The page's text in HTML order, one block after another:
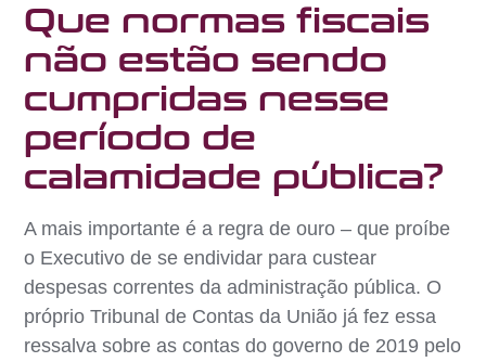
Que normas fiscais
não estão sendo
cumpridas nesse
período de
calamidade pública?
A mais importante é a regra de ouro – que proíbe
o Executivo de se endividar para custear
despesas correntes da administração pública. O
próprio Tribunal de Contas da União já fez essa
ressalva sobre as contas do governo de 2019 pelo